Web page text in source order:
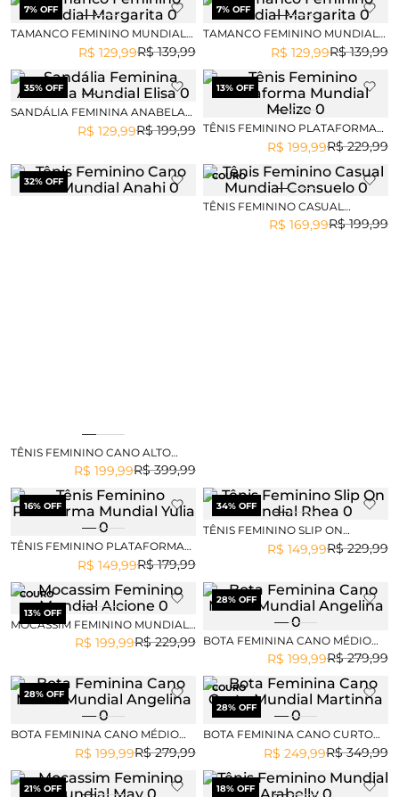
7% OFF
TAMANCO FEMININO MUNDIAL
R$ 139,99
R$ 129,99
7% OFF
TAMANCO FEMININO MUNDIAL
R$ 139,99
R$ 129,99
35% OFF
SANDÁLIA FEMININA ANABELA
MUNDIAL ELISA
R$ 199,99
R$ 129,99
13% OFF
TÊNIS FEMININO PLATAFORMA
MUNDIAL MELIZE
R$ 229,99
R$ 199,99
32% OFF
TÊNIS FEMININO CANO ALTO
MUNDIAL ANAHI
R$ 399,99
R$ 199,99
COURO
TÊNIS FEMININO CASUAL
MUNDIAL CONSUELO R$ 199,99
R$ 169,99
16% OFF
TÊNIS FEMININO PLATAFORMA
MUNDIAL YULIA
R$ 179,99
R$ 149,99
34% OFF
TÊNIS FEMININO SLIP ON
MUNDIAL RHEA
R$ 229,99
R$ 149,99
COURO
13% OFF
MOCASSIM FEMININO MUNDIAL
R$ 229,99
R$ 199,99
28% OFF
BOTA FEMININA CANO MÉDIO
MUNDIAL ANGELINA
R$ 279,99
R$ 199,99
28% OFF
BOTA FEMININA CANO MÉDIO
MUNDIAL ANGELINA
R$ 279,99
R$ 199,99
COURO
28% OFF
BOTA FEMININA CANO CURTO
MUNDIAL MARTINNA R$ 349,99
R$ 249,99
21% OFF 18% OFF